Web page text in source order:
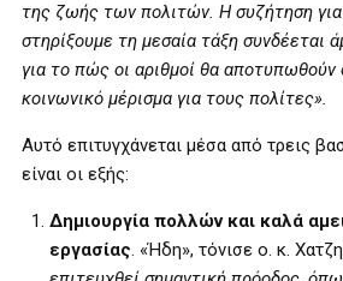
της ζωής των πολιτών. Η συζήτηση
στηρίξουμε τη μεσαία τάξη συνδέεται
για το πώς οι αριθμοί θα αποτυπωθούν
κοινωνικό μέρισμα για τους πολίτες».
Αυτό επιτυγχάνεται μέσα από τρεις
είναι οι εξής:
Δημιουργία πολλών και καλά
εργασίας. «Ήδη», τόνισε ο. κ.